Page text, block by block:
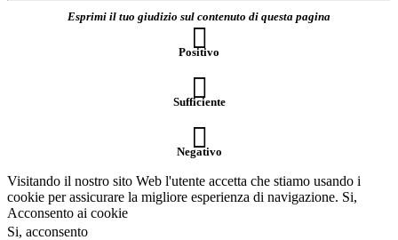
Esprimi il tuo giudizio sul contenuto di questa pagina
Positivo
Sufficiente
Negativo
Visitando il nostro sito Web l'utente accetta che stiamo usando i
cookie per assicurare la migliore esperienza di navigazione. Si,
Acconsento ai cookie
Si, acconsento